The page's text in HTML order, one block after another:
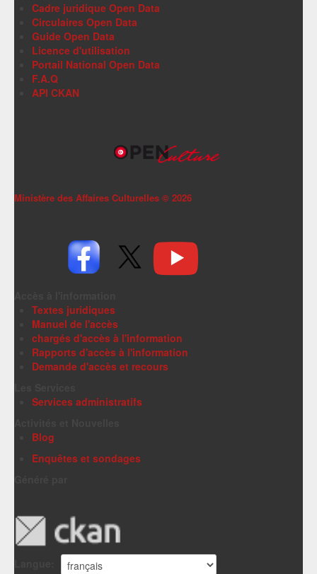
Cadre juridique Open Data
Circulaires Open Data
Guide Open Data
Licence d'utilisation
Portail National Open Data
F.A.Q
API CKAN
Ministère des Affaires Culturelles © 2026
Textes juridiques
Manuel de l'accès
chargés d'accès à l'information
Rapports d'accès à l'information
Demande d'accès et recours
Services administratifs
Blog
Enquêtes et sondages